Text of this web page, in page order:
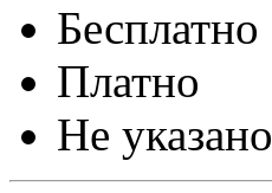
Бесплатно
Платно
Не указано